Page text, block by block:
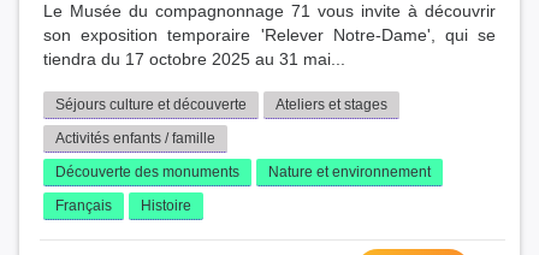
Le Musée du compagnonnage 71 vous invite à découvrir
son exposition temporaire 'Relever Notre-Dame', qui se
tiendra du 17 octobre 2025 au 31 mai...
Séjours culture et découverte
Ateliers et stages
Activités enfants / famille
Découverte des monuments
Nature et environnement
Français
Histoire